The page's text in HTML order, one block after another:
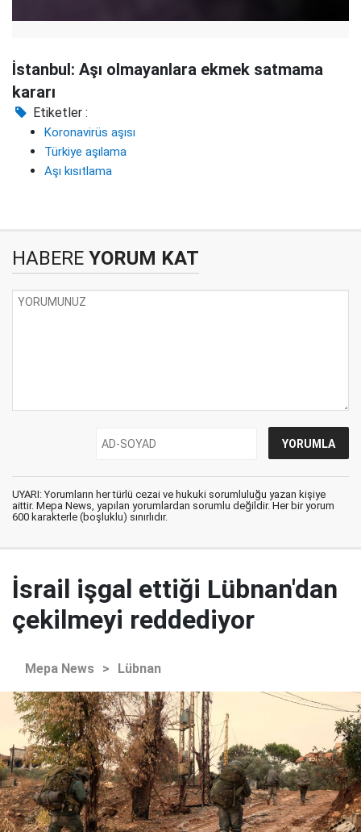
İstanbul: Aşı olmayanlara ekmek satmama
kararı
Etiketler :
Koronavirüs aşısı
Türkiye aşılama
Aşı kısıtlama
HABERE YORUM KAT
UYARI: Yorumların her türlü cezai ve hukuki sorumluluğu yazan kişiye
aittir. Mepa News, yapılan yorumlardan sorumlu değildir. Her bir yorum
600 karakterle (boşluklu) sınırlıdır.
İsrail işgal ettiği Lübnan'dan
çekilmeyi reddediyor
Mepa News > Lübnan